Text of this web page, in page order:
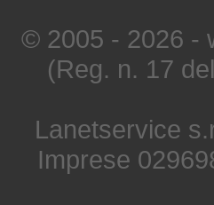
© 2005 - 2026 -
(Reg. n. 17
Lanetservice
Imprese